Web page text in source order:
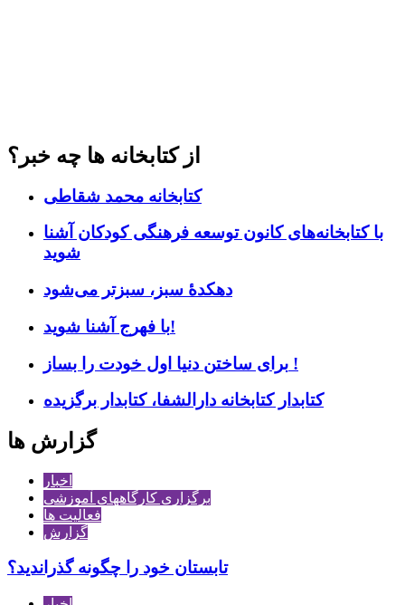
از کتابخانه ها چه خبر؟
کتابخانه محمد شقاطی
با کتابخانه‌های کانون توسعه فرهنگی کودکان آشنا
شوید
دهکدۀ سبز، سبزتر می‌شود
با فهرج آشنا شوید!
برای ساختن دنیا اول خودت را بساز !
کتابدار کتابخانه دارالشفا، کتابدار برگزیده
گزارش ها
اخبار
برگزاری کارگاههای آموزشی
فعالیت ها
گزارش
تابستان خود را چگونه گذراندید؟